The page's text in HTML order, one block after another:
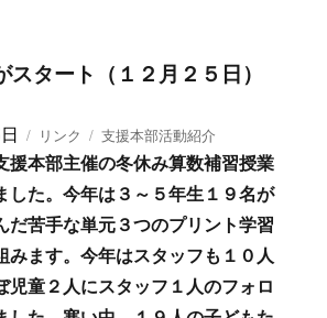
スタート（１２月２５日）
フ
ォ
ー
マ
ッ
ト
リンク
カ
テ
ゴ
リ
ー
支援本部活動紹介
援本部主催の冬休み算数補習授業
した。今年は３～５年生１９名が
だ苦手な単元３つのプリント学習
みます。今年はスタッフも１０人
児童２人にスタッフ１人のフォロ